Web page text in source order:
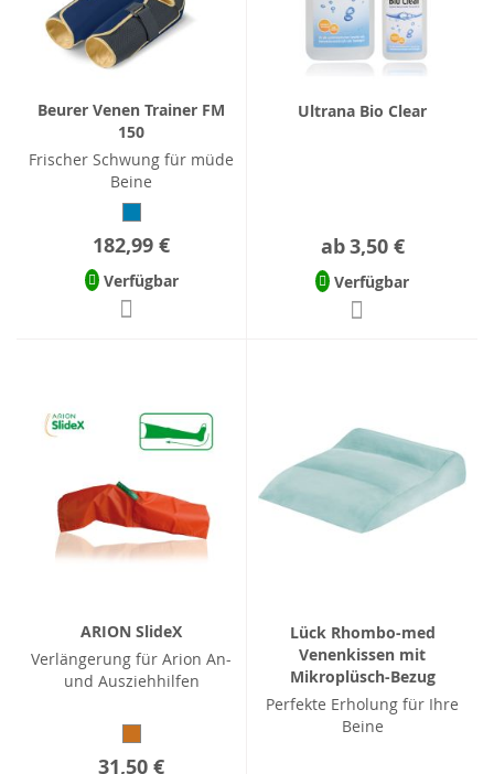
Beurer Venen Trainer FM
150
Frischer Schwung für müde
Beine
182,99 €
Verfügbar
Ultrana Bio Clear
ab3,50 €
Verfügbar
ARION SlideX
Verlängerung für Arion An-
und Ausziehhilfen
31,50 €
Lück Rhombo-med
Venenkissen mit
Mikroplüsch-Bezug
Perfekte Erholung für Ihre
Beine